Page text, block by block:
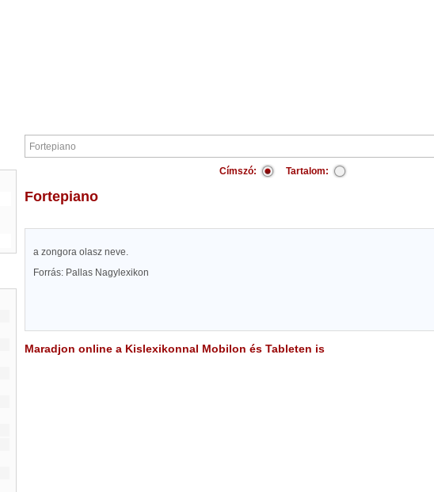
Címszó: Tartalom:
Fortepiano
a zongora olasz neve.
Forrás: Pallas Nagylexikon
Maradjon online a Kislexikonnal Mobilon és Tableten is